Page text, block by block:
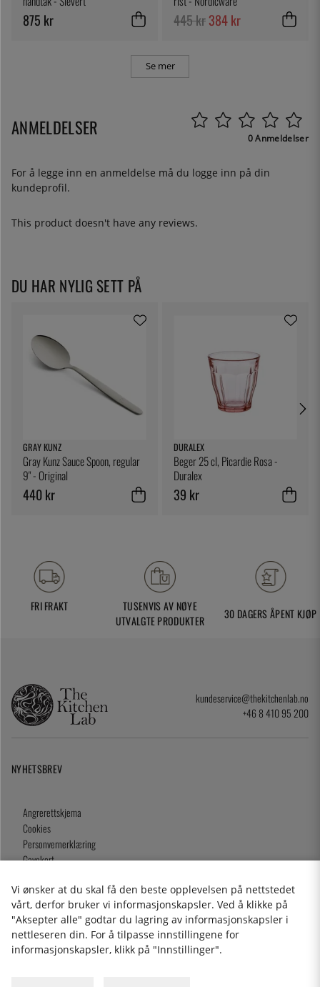
875 kr 445 kr384 kr
Se mer
ANMELDELSER 0 Anmeldelser
For å legge inn en anmeldelse må du logge inn på din
kundeprofil.
This product doesn't have any reviews.
DU HAR NYLIG SETT PÅ
GRAY KUNZ
Gray Kunz Sauce Spoon, regular
9" - Original
440 kr
DURALEX
Beger 25 cl, Picardie Rosa -
Duralex
39 kr
FRI FRAKT
TUSENVIS AV NØYE
UTVALGTE PRODUKTER
30 DAGERS ÅPENT KJØP
kundeservice@thekitchenlab.no
+46 8 410 95 200
NYHETSBREV
Angrerettskjema
Cookies
Personvernerklæring
Gavekort
2026 KitchenLab AB
Vi ønsker at du skal få den beste opplevelsen på nettstedet
vårt, derfor bruker vi informasjonskapsler. Ved å klikke på
"Aksepter alle" godtar du lagring av informasjonskapsler i
nettleseren din. For å tilpasse innstillingene for
informasjonskapsler, klikk på "Innstillinger".